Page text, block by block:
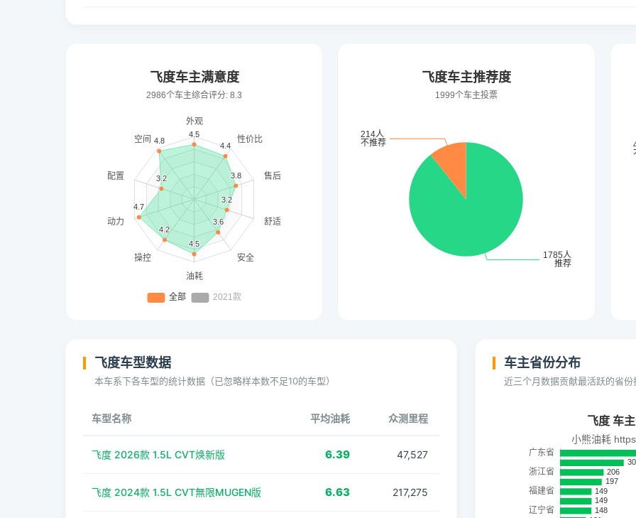
飞度车型数据
本车系下各车型的统计数据（已忽略样本数不足10的车型）
车型名称 平均油耗 众测里程
飞度 2026款 1.5L CVT焕新版 6.39 47,527
飞度 2024款 1.5L CVT無限MUGEN版 6.63 217,275
车主省份分布
近三个月数据贡献最活跃的省份